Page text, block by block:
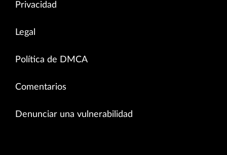
Privacidad
Legal
Política de DMCA
Comentarios
Denunciar una vulnerabilidad